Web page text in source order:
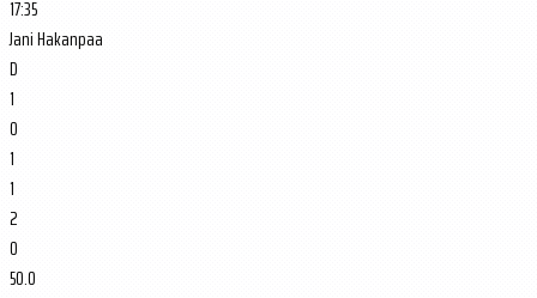
17:35
Jani Hakanpaa
D
1
0
1
1
2
0
50.0